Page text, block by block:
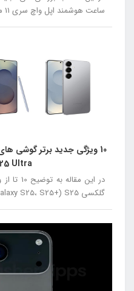
ساعت هوشمند اپل واچ سری 11 می پردازیم.
Ultra
در این
گلکسی S25 (+Galaxy S25، S25 و S25 Ultra) می پردازیم.